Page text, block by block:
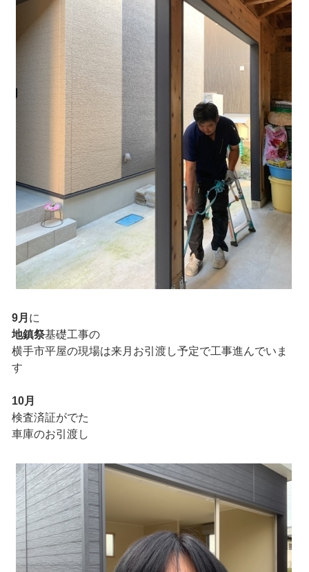
9月 に
地鎮祭基礎工事の
横手市平屋の現場は来月お引渡し予定で工事進んでいま
す
10月
検査済証がでた
車庫のお引渡し